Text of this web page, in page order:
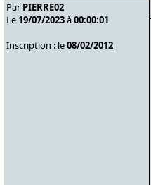
Par PIERRE02
Le 19/07/2023à00:00:01
Inscription : le08/02/2012